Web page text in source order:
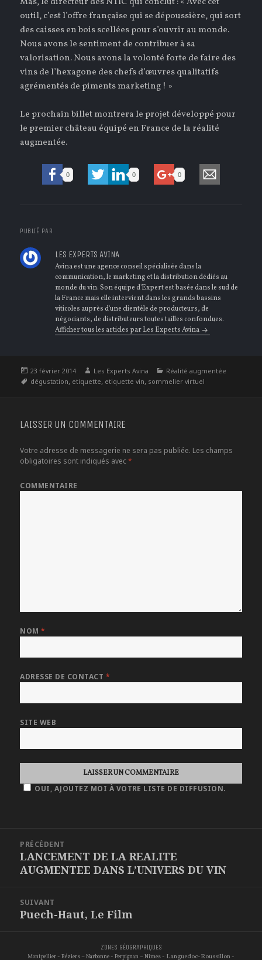
outil, c’est l’offre française qui se dépoussière, qui sort
des caisses en bois scellées pour s’ouvrir au monde.
Nous avons le sentiment de contribuer à sa
valorisation. Nous avons la volonté forte de faire des
vins de l’hexagone des chefs d’œuvres qualitatifs
agrémentés de piments marketing ! »
Le prochain billet montrera le projet développé pour
le premier château équipé en France de la réalité
augmentée.
0 0 0
PUBLIÉ PAR
LES EXPERTS AVINA
Avina est une agence conseil spécialisée dans la
communication, le marketing et la distribution dédiés au
monde du vin. Son équipe d'Expert est basée dans le sud de
la France mais elle intervient dans les grands bassins
viticoles auprès d'une clientèle de producteurs, de
négociants, de distributeurs toutes tailles confondues.
Afficher tous les articles par Les Experts Avina
Publié
le
23 février 2014 Auteur
Les Experts Avina Catégories
Réalité augmentée
Étiquettes
dégustation, etiquette, etiquette vin, sommelier virtuel
LAISSER UN COMMENTAIRE
Votre adresse de messagerie ne sera pas publiée. Les champs
obligatoires sont indiqués avec*
COMMENTAIRE
NOM*
ADRESSE DE CONTACT *
SITE WEB
OUI, AJOUTEZ MOI À VOTRE LISTE DE DIFFUSION.
L'ARTICLE
PRÉCÉDENT
Article
précédent :
LANCEMENT DE LA REALITE
AUGMENTEE DANS L’UNIVERS DU VIN
SUIVANT
Article
Puech-Haut, Le Film
ZONES GÉOGRAPHIQUES
Montpellier - Béziers –Narbonne - Perpignan –Nimes - Languedoc-Roussillon -